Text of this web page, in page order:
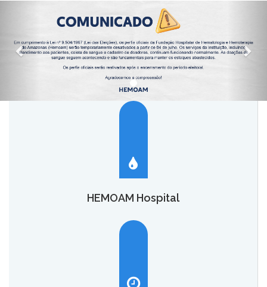
HEMOAM Hospital
O HEMOAM Hospital vai aumentar em até seis vezes a